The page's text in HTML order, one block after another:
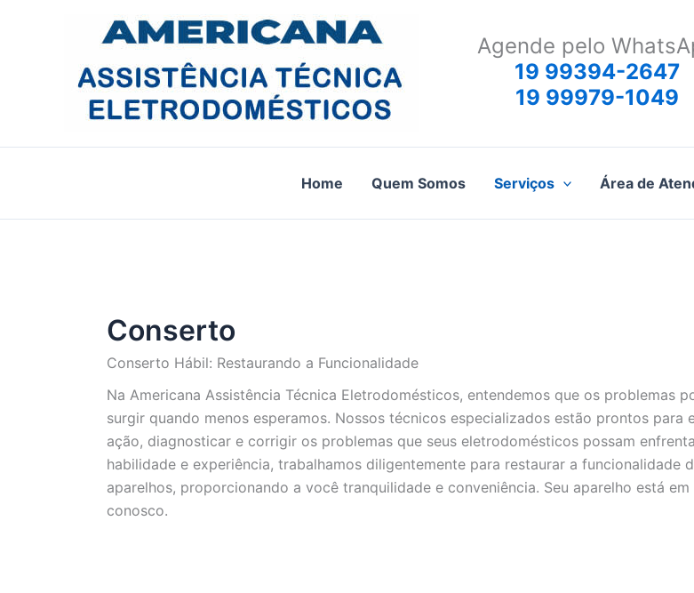
Agende pelo
19 99394-2647
19 99979-1049
Home Quem Somos Serviços Área de
Conserto
Conserto Hábil: Restaurando a Funcionalidade
Na Americana Assistência Técnica Eletrodomésticos, entendemos que os problemas
surgir quando menos esperamos. Nossos técnicos especializados estão prontos para
ação, diagnosticar e corrigir os problemas que seus eletrodomésticos possam
habilidade e experiência, trabalhamos diligentemente para restaurar a funcionalidade
aparelhos, proporcionando a você tranquilidade e conveniência. Seu aparelho está
conosco.